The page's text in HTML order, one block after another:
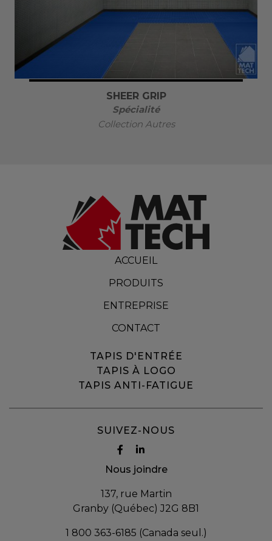
SHEER GRIP
Spécialité
Collection Autres
ACCUEIL
PRODUITS
ENTREPRISE
CONTACT
TAPIS D'ENTRÉE
TAPIS À LOGO
TAPIS ANTI-FATIGUE
SUIVEZ-NOUS
Nous joindre
137, rue Martin
Granby (Québec) J2G 8B1
1 800 363-6185 (Canada seul.)